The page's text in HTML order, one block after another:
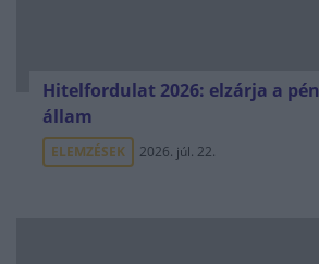
Hitelfordulat 2026: elzárja a
állam
ELEMZÉSEK 2026. júl. 22.